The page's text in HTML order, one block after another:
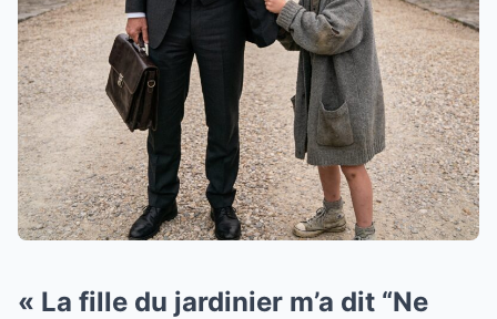
« La fille du jardinier m’a dit “Ne